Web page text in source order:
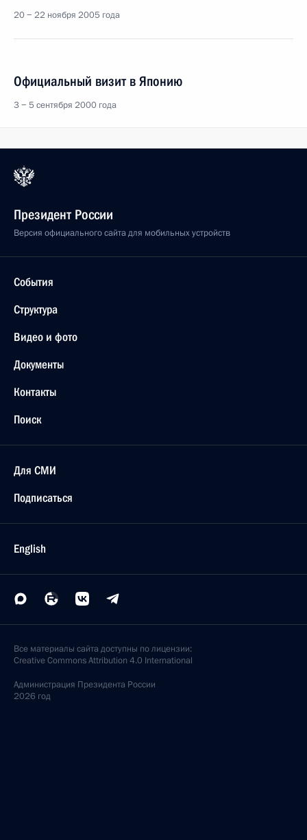
20 − 22 ноября 2005 года
Официальный визит в Японию
3 − 5 сентября 2000 года
Президент России
Версия официального сайта для мобильных устройств
События
Структура
Видео и фото
Документы
Контакты
Поиск
Для СМИ
Подписаться
English
Все материалы сайта доступны по лицензии:
Creative Commons Attribution 4.0 International
Администрация Президента России
2026 год